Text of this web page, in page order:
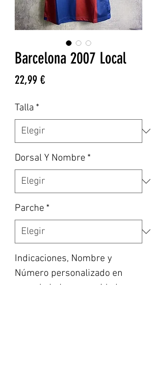
Barcelona 2007 Local
22,99 €Precio
Talla *
Dorsal Y Nombre *
Parche *
Indicaciones, Nombre y
Número personalizado en
caso de haber escogido la